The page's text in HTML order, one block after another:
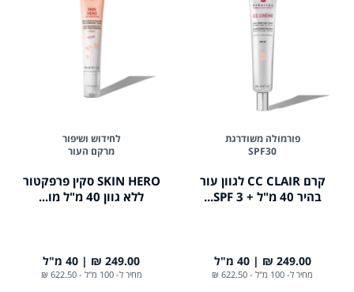
פורמולה משודרגת
SPF30
קרם CC CLAIR לגוון עור
בהיר 40 מ"ל + SPF 3...
249.00 ₪ 40 מ"ל
מחיר ל- 100 מ"ל -
622.50 ₪
לחידוש ושיפור
מרקם העור
SKIN HERO סקין פרפקטור
ללא גוון 40 מ"ל מו...
249.00 ₪ 40 מ"ל
מחיר ל- 100 מ"ל -
622.50 ₪